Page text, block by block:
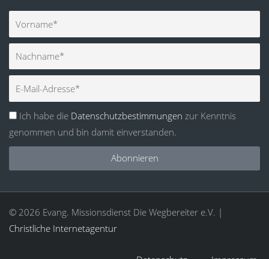
Vorname
Nachname
Mail
Ich habe die Datenschutzbestimmungen zur Kenntnis
genommen und bin damit einverstanden.
Abonnieren
© 2026 Evang. Missionsdienst Die Wegbereiter e.V. |
Christliche Internetagentur